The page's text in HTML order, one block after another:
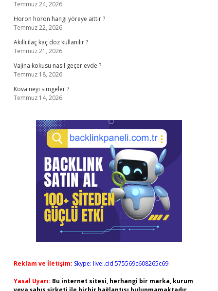
Temmuz 24, 2026
Horon horon hangi yöreye aittir ?
Temmuz 22, 2026
Akıllı ilaç kaç doz kullanılır ?
Temmuz 21, 2026
Vajina kokusu nasıl geçer evde ?
Temmuz 18, 2026
Kova neyi simgeler ?
Temmuz 14, 2026
Reklam ve İletişim: Skype: live:.cid.575569c608265c69
Yasal Uyarı: Bu internet sitesi, herhangi bir marka, kurum